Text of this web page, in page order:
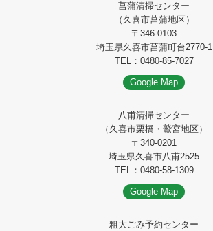
菖蒲清掃センター
（久喜市菖蒲地区）
〒346-0103
埼玉県久喜市菖蒲町台2770-1
TEL：0480-85-7027
Google Map
八甫清掃センター
（久喜市栗橋・鷲宮地区）
〒340-0201
埼玉県久喜市八甫2525
TEL：0480-58-1309
Google Map
粗大ごみ予約センター